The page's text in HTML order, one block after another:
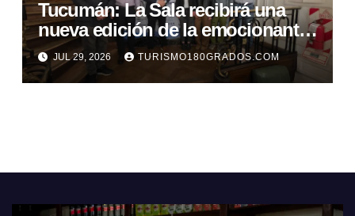
Tucumán: La Sala recibirá una
nueva edición de la emocionante
Carrera TT
JUL 29, 2026 TURISMO180GRADOS.COM